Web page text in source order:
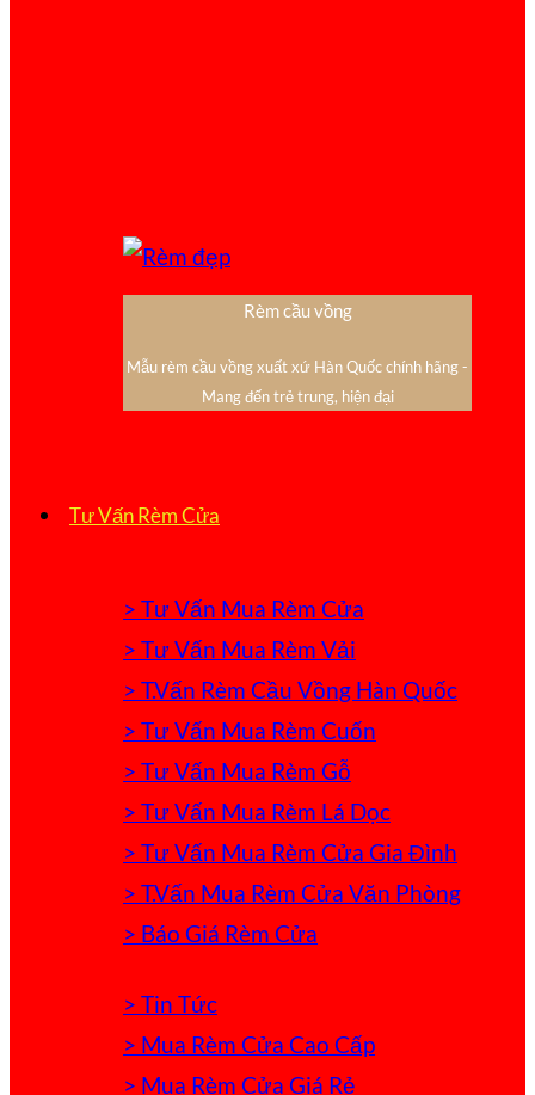
Rèm cầu vồng
Mẫu rèm cầu vồng xuất xứ Hàn Quốc chính hãng -
Mang đến trẻ trung, hiện đại
Tư Vấn Rèm Cửa
> Tư Vấn Mua Rèm Cửa
> Tư Vấn Mua Rèm Vải
> T.Vấn Rèm Cầu Vồng Hàn Quốc
> Tư Vấn Mua Rèm Cuốn
> Tư Vấn Mua Rèm Gỗ
> Tư Vấn Mua Rèm Lá Dọc
> Tư Vấn Mua Rèm Cửa Gia Đình
> T.Vấn Mua Rèm Cửa Văn Phòng
> Báo Giá Rèm Cửa
> Tin Tức
> Mua Rèm Cửa Cao Cấp
> Mua Rèm Cửa Giá Rẻ